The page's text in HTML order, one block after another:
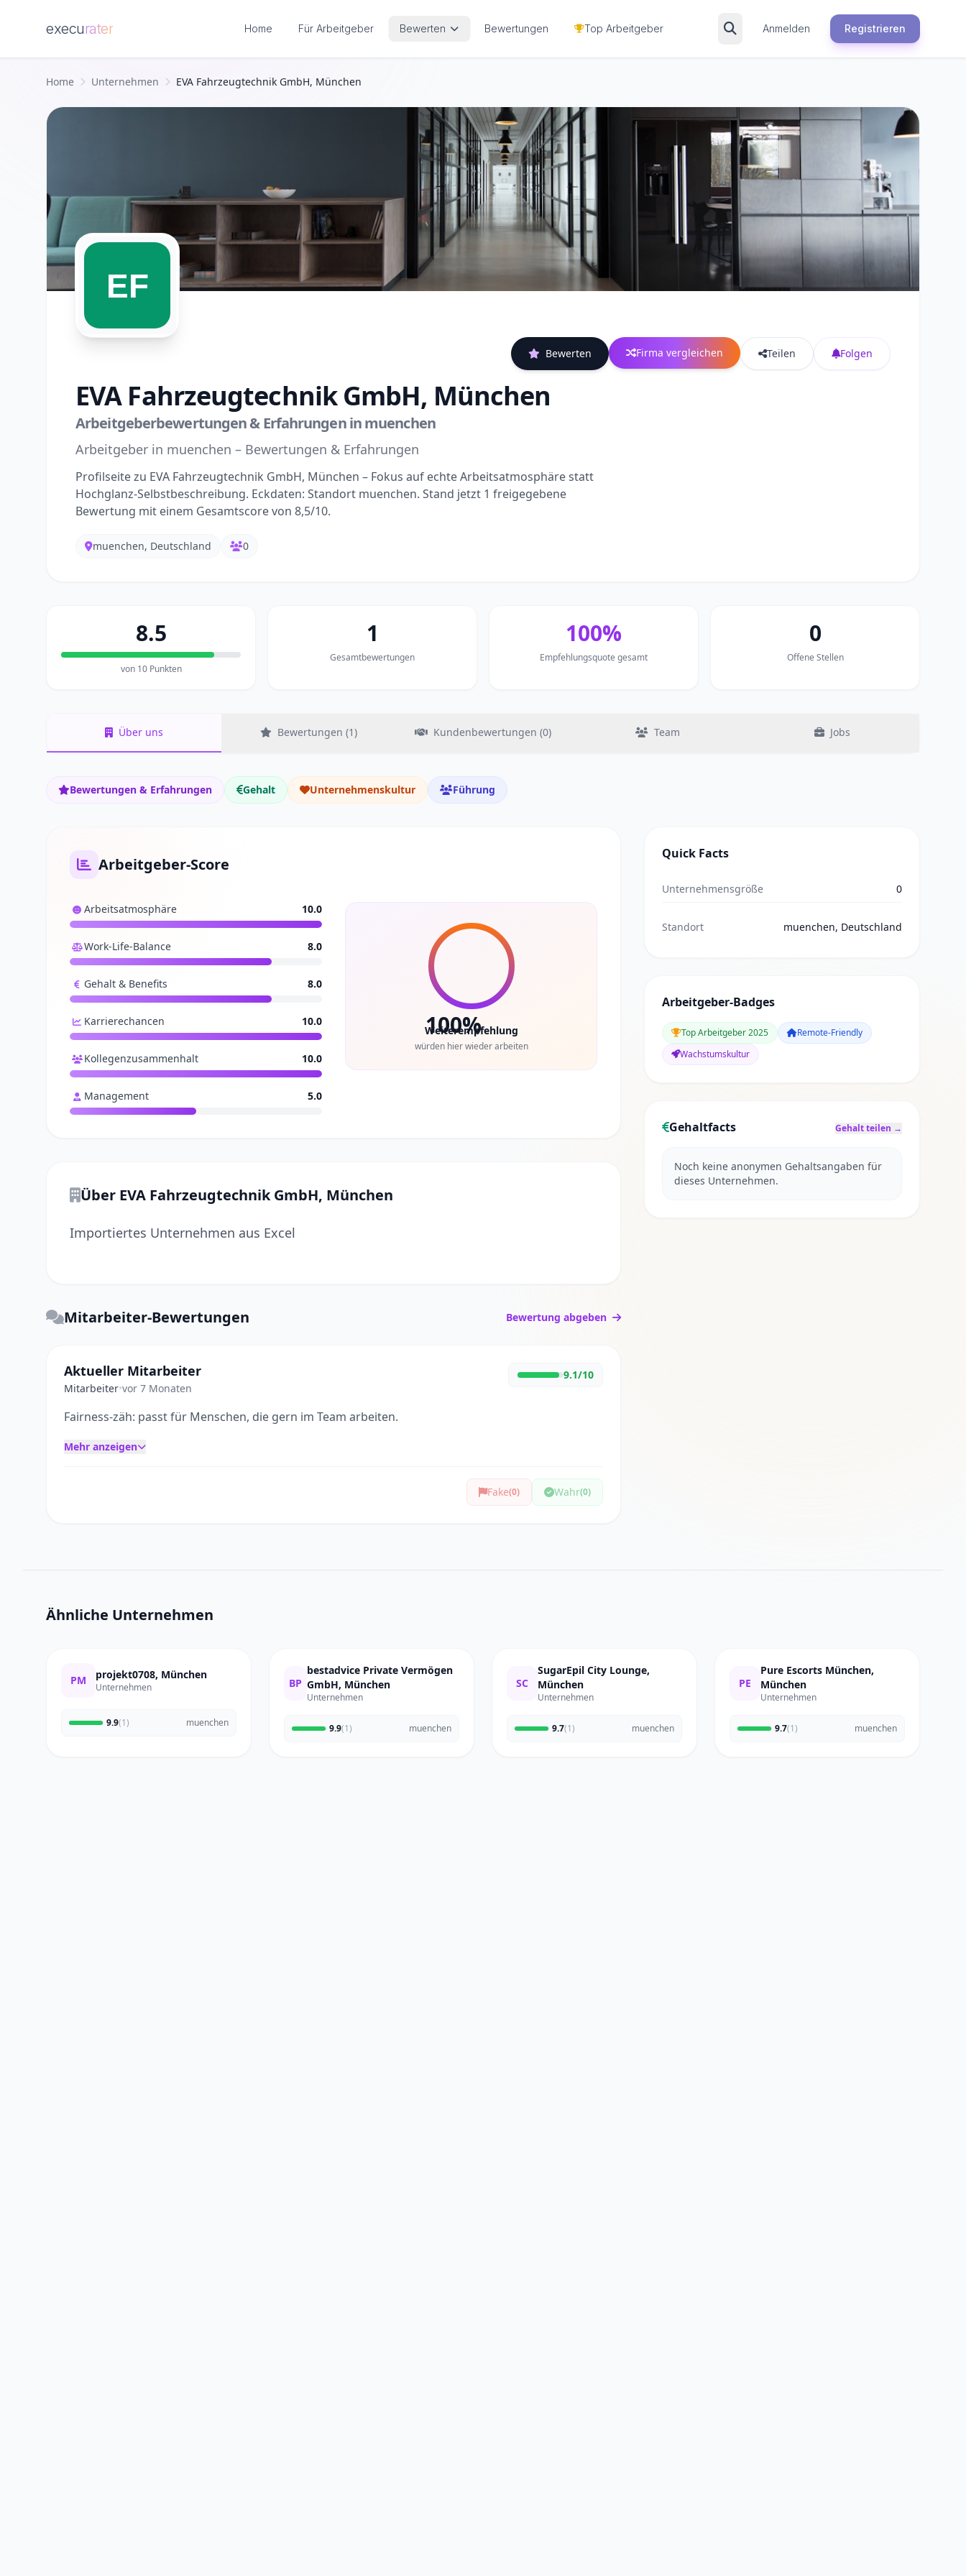
execurater Home Für Arbeitgeber Bewerten Bewertungen Top Arbeitgeber Anmelden Registrieren
Home Unternehmen EVA Fahrzeugtechnik GmbH, München
Bewerten Firma vergleichen Teilen Folgen
EVA Fahrzeugtechnik GmbH, München
Arbeitgeberbewertungen & Erfahrungen in muenchen
Arbeitgeber in muenchen – Bewertungen & Erfahrungen
Profilseite zu EVA Fahrzeugtechnik GmbH, München – Fokus auf echte Arbeitsatmosphäre statt
Hochglanz-Selbstbeschreibung. Eckdaten: Standort muenchen. Stand jetzt 1 freigegebene
Bewertung mit einem Gesamtscore von 8,5/10.
muenchen, Deutschland 0
8.5
von 10 Punkten
1
Gesamtbewertungen
100%
Empfehlungsquote gesamt
0
Offene Stellen
Über uns Bewertungen (1) Kundenbewertungen (0) Team Jobs
Bewertungen & Erfahrungen Gehalt Unternehmenskultur Führung
Arbeitgeber-Score
Arbeitsatmosphäre 10.0
Work-Life-Balance 8.0
Gehalt & Benefits 8.0
Karrierechancen 10.0
Kollegenzusammenhalt 10.0
Management 5.0
100%
Weiterempfehlung
würden hier wieder arbeiten
Über EVA Fahrzeugtechnik GmbH, München
Importiertes Unternehmen aus Excel
Mitarbeiter-Bewertungen Bewertung abgeben
Aktueller Mitarbeiter
Mitarbeiter•vor 7 Monaten
9.1/10
Fairness-zäh: passt für Menschen, die gern im Team arbeiten.
Mehr anzeigen
Fake(0) Wahr(0)
Quick Facts
Unternehmensgröße 0
Standort muenchen, Deutschland
Arbeitgeber-Badges
Top Arbeitgeber 2025
Remote-Friendly
Wachstumskultur
Gehaltfacts Gehalt teilen →
Noch keine anonymen Gehaltsangaben für
dieses Unternehmen.
Ähnliche Unternehmen
PM projekt0708, München
Unternehmen
9.9(1) muenchen
BP
bestadvice Private Vermögen
GmbH, München
Unternehmen
9.9(1) muenchen
SC
SugarEpil City Lounge,
München
Unternehmen
9.7(1) muenchen
PE
Pure Escorts München,
München
Unternehmen
9.7(1) muenchen